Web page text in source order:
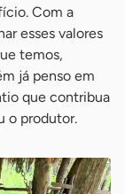
Com a
esses valores
temos,
já penso em
que contribua
o produtor.